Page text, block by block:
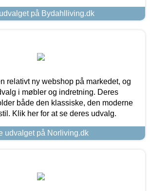
på Bydahlliving.dk
relativt ny webshop på markedet, og
i møbler og indretning. Deres
både den klassiske, den moderne
Klik her for at se deres udvalg.
udvalget på Norliving.dk